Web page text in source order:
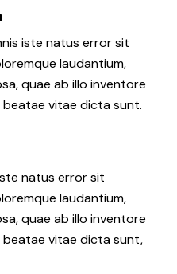
iste natus error sit
laudantium,
quae ab illo inventore
vitae dicta sunt.
natus error sit
laudantium,
quae ab illo inventore
vitae dicta sunt,